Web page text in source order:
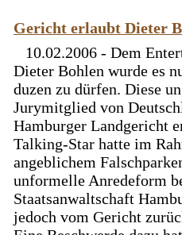
Gericht erlaubt Dieter
10.02.2006 - Dem
Dieter Bohlen wurde es
duzen zu dürfen. Diese
Jurymitglied von
Hamburger Landgericht
Talking-Star hatte im
angeblichem
unformelle Anredeform
Staatsanwaltschaft
jedoch vom Gericht